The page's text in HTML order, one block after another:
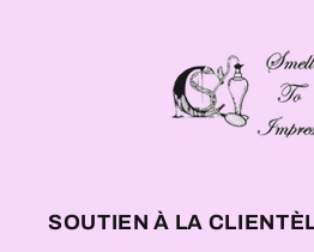
SOUTIEN À LA